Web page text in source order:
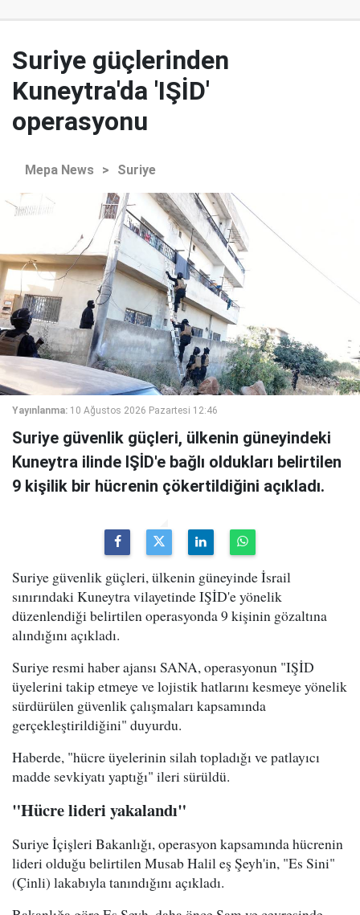
Suriye güçlerinden
Kuneytra'da 'IŞİD'
operasyonu
Mepa News > Suriye
Yayınlanma: 10 Ağustos 2026 Pazartesi 12:46
Suriye güvenlik güçleri, ülkenin güneyindeki
Kuneytra ilinde IŞİD'e bağlı oldukları belirtilen
9 kişilik bir hücrenin çökertildiğini açıkladı.
Suriye güvenlik güçleri, ülkenin güneyinde İsrail
sınırındaki Kuneytra vilayetinde IŞİD'e yönelik
düzenlendiği belirtilen operasyonda 9 kişinin gözaltına
alındığını açıkladı.
Suriye resmi haber ajansı SANA, operasyonun "IŞİD
üyelerini takip etmeye ve lojistik hatlarını kesmeye yönelik
sürdürülen güvenlik çalışmaları kapsamında
gerçekleştirildiğini" duyurdu.
Haberde, "hücre üyelerinin silah topladığı ve patlayıcı
madde sevkiyatı yaptığı" ileri sürüldü.
"Hücre lideri yakalandı"
Suriye İçişleri Bakanlığı, operasyon kapsamında hücrenin
lideri olduğu belirtilen Musab Halil eş Şeyh'in, "Es Sini"
(Çinli) lakabıyla tanındığını açıkladı.